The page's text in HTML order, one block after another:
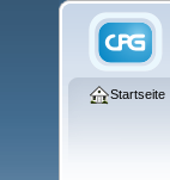
Startseite